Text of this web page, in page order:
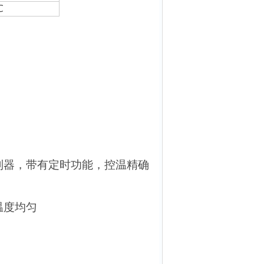
，带有定时功能，控温精确
均匀